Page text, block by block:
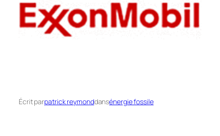
Écrit parpatrick reymonddansénergie fossile